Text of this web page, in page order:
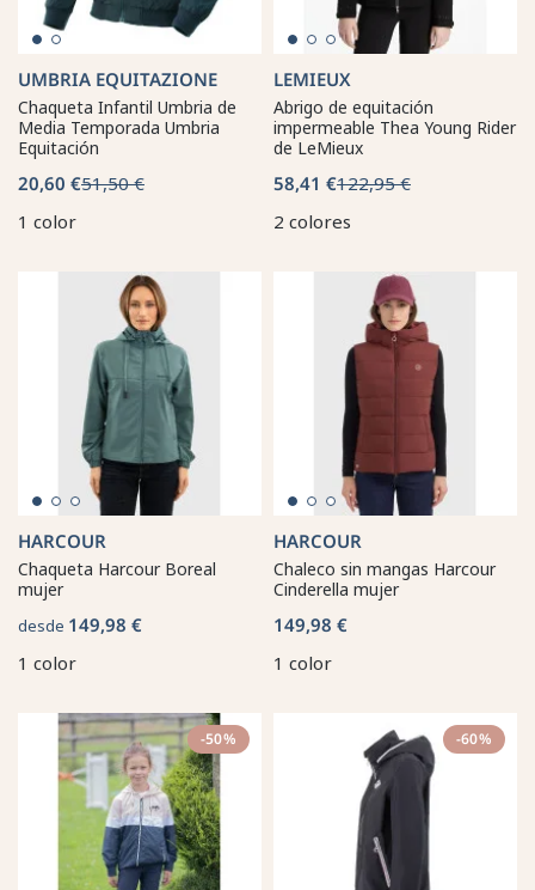
UMBRIA EQUITAZIONE
Chaqueta Infantil Umbria de
Media Temporada Umbria
Equitación
20,60 €51,50 €
1 color
LEMIEUX
Abrigo de equitación
impermeable Thea Young Rider
de LeMieux
58,41 €122,95 €
2 colores
HARCOUR
Chaqueta Harcour Boreal
mujer
desde 149,98 €
1 color
HARCOUR
Chaleco sin mangas Harcour
Cinderella mujer
149,98 €
1 color
-50% -60%